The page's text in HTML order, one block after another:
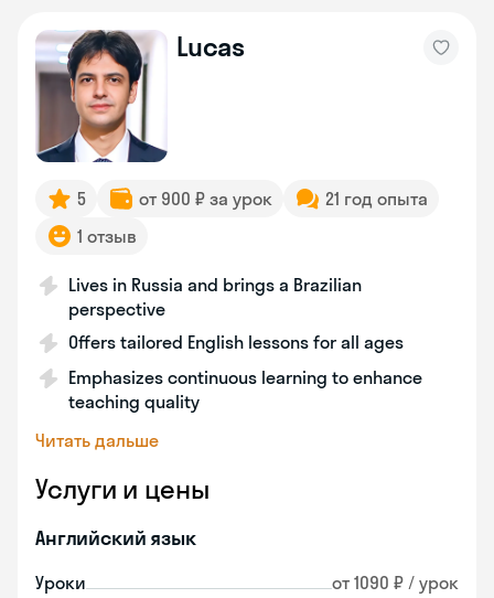
Lucas
5 от 900 ₽ за урок
21 год опыта
1 отзыв
Lives in Russia and brings a Brazilian
perspective
Offers tailored English lessons for all ages
Emphasizes continuous learning to enhance
teaching quality
Читать дальше
Услуги и цены
Английский язык
Уроки от 1090 ₽ / урок